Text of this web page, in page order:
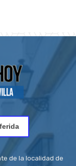
de la localidad de